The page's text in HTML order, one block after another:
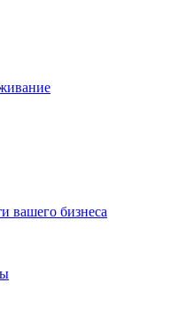
вашего бизнеса